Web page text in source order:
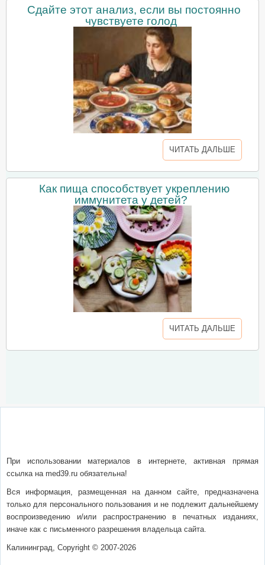
Сдайте этот анализ, если вы постоянно
чувствуете голод
ЧИТАТЬ ДАЛЬШЕ
Как пища способствует укреплению
иммунитета у детей?
ЧИТАТЬ ДАЛЬШЕ
При использовании материалов в интернете, активная прямая
ссылка на med39.ru обязательна!
Вся информация, размещенная на данном сайте, предназначена
только для персонального пользования и не подлежит дальнейшему
воспроизведению и/или распространению в печатных изданиях,
иначе как с письменного разрешения владельца сайта.
Калининград, Copyright © 2007-2026